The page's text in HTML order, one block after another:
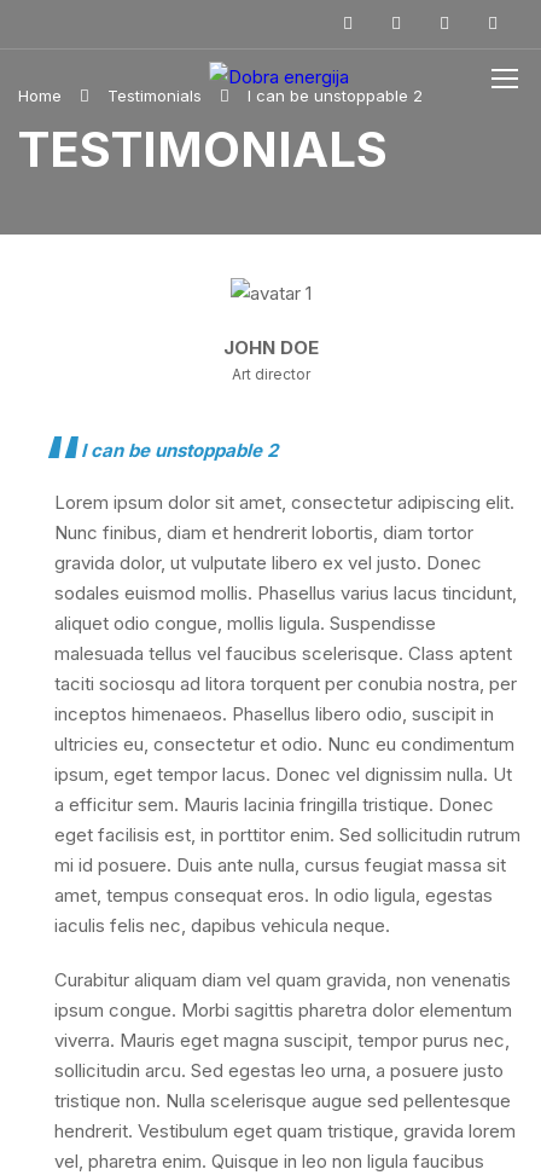
Home Testimonials I can be unstoppable 2
TESTIMONIALS
JOHN DOE
Art director
I can be unstoppable 2
Lorem ipsum dolor sit amet, consectetur adipiscing elit.
Nunc finibus, diam et hendrerit lobortis, diam tortor
gravida dolor, ut vulputate libero ex vel justo. Donec
sodales euismod mollis. Phasellus varius lacus tincidunt,
aliquet odio congue, mollis ligula. Suspendisse
malesuada tellus vel faucibus scelerisque. Class aptent
taciti sociosqu ad litora torquent per conubia nostra, per
inceptos himenaeos. Phasellus libero odio, suscipit in
ultricies eu, consectetur et odio. Nunc eu condimentum
ipsum, eget tempor lacus. Donec vel dignissim nulla. Ut
a efficitur sem. Mauris lacinia fringilla tristique. Donec
eget facilisis est, in porttitor enim. Sed sollicitudin rutrum
mi id posuere. Duis ante nulla, cursus feugiat massa sit
amet, tempus consequat eros. In odio ligula, egestas
iaculis felis nec, dapibus vehicula neque.
Curabitur aliquam diam vel quam gravida, non venenatis
ipsum congue. Morbi sagittis pharetra dolor elementum
viverra. Mauris eget magna suscipit, tempor purus nec,
sollicitudin arcu. Sed egestas leo urna, a posuere justo
tristique non. Nulla scelerisque augue sed pellentesque
hendrerit. Vestibulum eget quam tristique, gravida lorem
vel, pharetra enim. Quisque in leo non ligula faucibus